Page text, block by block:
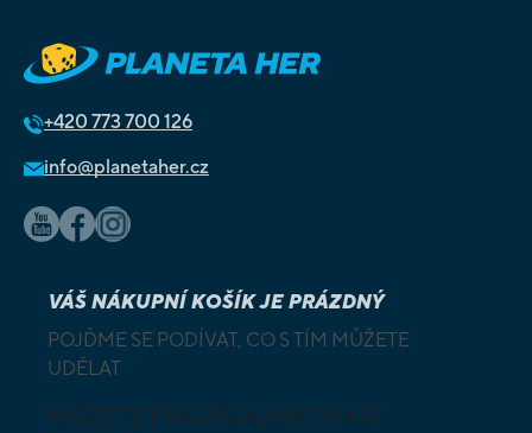
+420 773 700 126
info@planetaher.cz
VÁŠ NÁKUPNÍ KOŠÍK JE PRÁZDNÝ
POJĎME SE PODÍVAT, CO S TÍM MŮŽETE
UDĚLAT
MŮŽETE PROZKOUMAT NAŠI